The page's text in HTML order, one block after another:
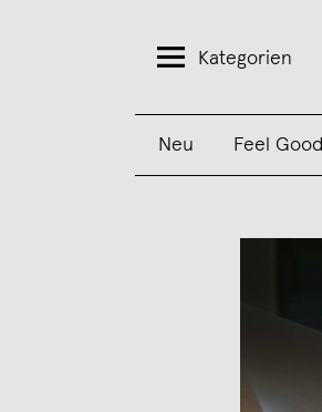
Kategorien
Neu Feel Good